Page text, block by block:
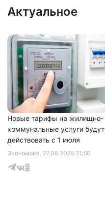
Актуальное
Экономика, 27.06.2025 21:50
Новые тарифы на жилищно-
коммунальные услуги будут
действовать с 1 июля